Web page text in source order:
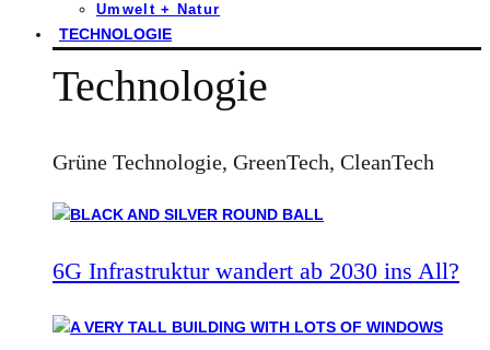
Umwelt + Natur
TECHNOLOGIE
Technologie
Grüne Technologie, GreenTech, CleanTech
6G Infrastruktur wandert ab 2030 ins All?